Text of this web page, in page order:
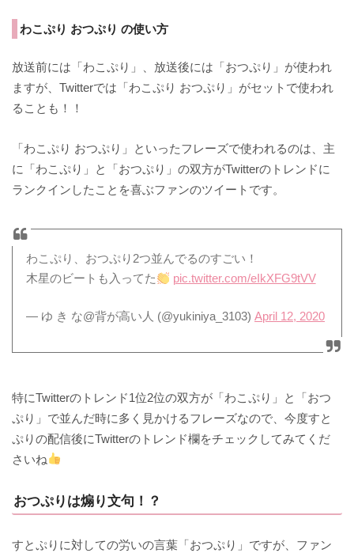
わこぷり おつぷり の使い方
放送前には「わこぷり」、放送後には「おつぷり」が使われ
ますが、Twitterでは「わこぷり おつぷり」がセットで使われ
ることも！！
「わこぷり おつぷり」といったフレーズで使われるのは、主
に「わこぷり」と「おつぷり」の双方がTwitterのトレンドに
ランクインしたことを喜ぶファンのツイートです。
わこぷり、おつぷり2つ並んでるのすごい！
木星のビートも入ってた
pic.twitter.com/eIkXFG9tVV
— ゆ き な@背が高い人 (@yukiniya_3103)April 12, 2020
特にTwitterのトレンド1位2位の双方が「わこぷり」と「おつ
ぷり」で並んだ時に多く見かけるフレーズなので、今度すと
ぷりの配信後にTwitterのトレンド欄をチェックしてみてくだ
さいね
おつぷりは煽り文句！？
すとぷりに対しての労いの言葉「おつぷり」ですが、ファン